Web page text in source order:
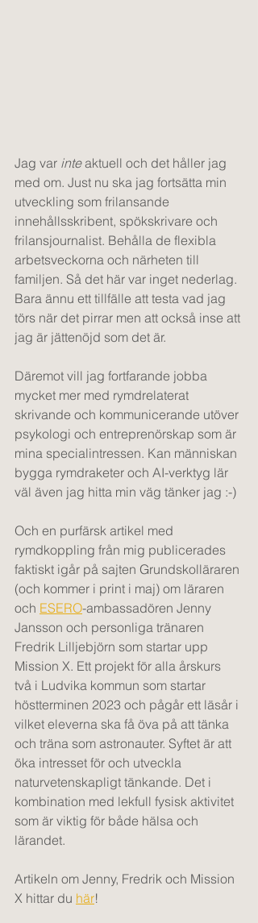
Jag var inte aktuell och det håller jag
med om. Just nu ska jag fortsätta min
utveckling som frilansande
innehållsskribent, spökskrivare och
frilansjournalist. Behålla de flexibla
arbetsveckorna och närheten till
familjen. Så det här var inget nederlag.
Bara ännu ett tillfälle att testa vad jag
törs när det pirrar men att också inse att
jag är jättenöjd som det är.
Däremot vill jag fortfarande jobba
mycket mer med rymdrelaterat
skrivande och kommunicerande utöver
psykologi och entreprenörskap som är
mina specialintressen. Kan människan
bygga rymdraketer och AI-verktyg lär
väl även jag hitta min väg tänker jag :-)
Och en purfärsk artikel med
rymdkoppling från mig publicerades
faktiskt igår på sajten Grundskolläraren
(och kommer i print i maj) om läraren
och ESERO-ambassadören Jenny
Jansson och personliga tränaren
Fredrik Lilljebjörn som startar upp
Mission X. Ett projekt för alla årskurs
två i Ludvika kommun som startar
höstterminen 2023 och pågår ett läsår i
vilket eleverna ska få öva på att tänka
och träna som astronauter. Syftet är att
öka intresset för och utveckla
naturvetenskapligt tänkande. Det i
kombination med lekfull fysisk aktivitet
som är viktig för både hälsa och
lärandet.
Artikeln om Jenny, Fredrik och Mission
X hittar du här!